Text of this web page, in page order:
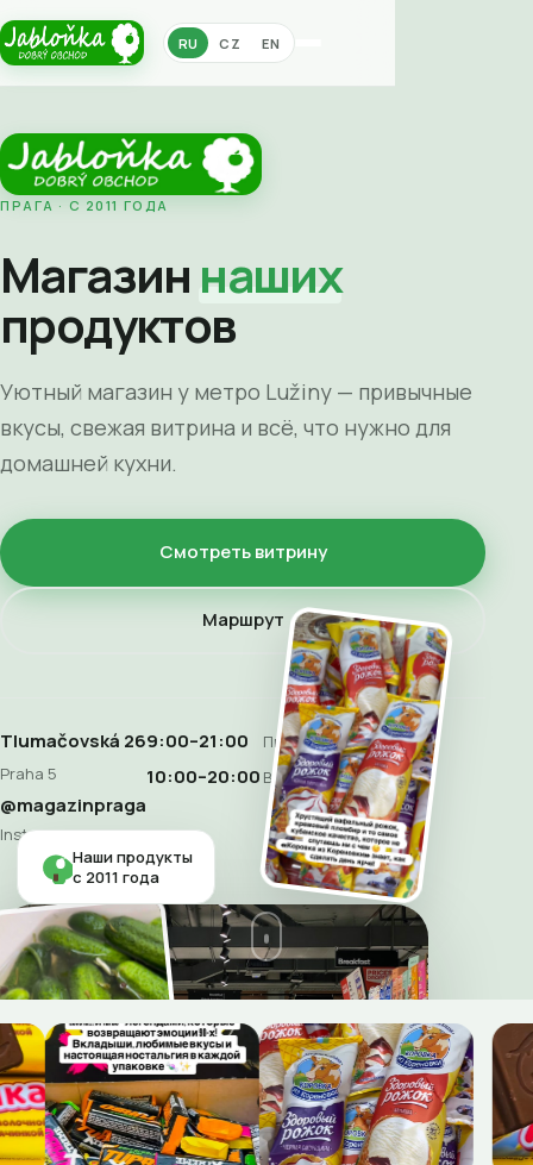
RU CZ EN
ПРАГА · С 2011 ГОДА
Магазин наших
продуктов
Уютный магазин у метро Lužiny — привычные
вкусы, свежая витрина и всё, что нужно для
домашней кухни.
Смотреть витрину
Маршрут
Tlumačovská 26
Praha 5
9:00–21:00 Пн–Сб
10:00–20:00 Воскресенье
@magazinpraga
Instagram
Наши продукты
с 2011 года